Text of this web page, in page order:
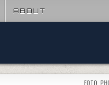
ABOUT
POSTED
FOTO ,